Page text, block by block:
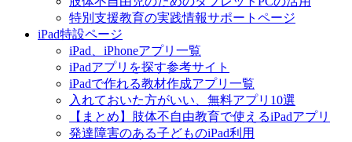
特別支援教育の実践情報サポートページ
iPad特設ページ
iPad、iPhoneアプリ一覧
iPadアプリを探す参考サイト
iPadで作れる教材作成アプリ一覧
入れておいた方がいい、無料アプリ10選
【まとめ】肢体不自由教育で使えるiPadアプリ
発達障害のある子どものiPad利用